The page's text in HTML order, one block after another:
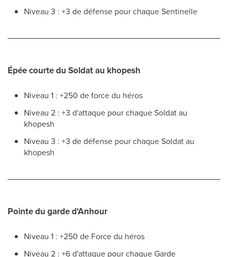
Niveau 3 : +3 de défense pour chaque Sentinelle
Épée courte du Soldat au khopesh
Niveau 1 : +250 de force du héros
Niveau 2 : +3 d'attaque pour chaque Soldat au
khopesh
Niveau 3 : +3 de défense pour chaque Soldat au
khopesh
Pointe du garde d'Anhour
Niveau 1 : +250 de Force du héros
Niveau 2 : +6 d'attaque pour chaque Garde